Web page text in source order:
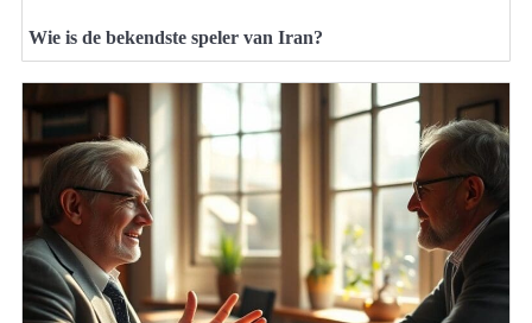
Wie is de bekendste speler van Iran?